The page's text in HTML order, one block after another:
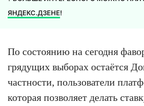
ЯНДЕКС.ДЗЕНЕ!
По состоянию на сегодня
грядущих выборах остаётся
частности, пользователи
которая позволяет делать